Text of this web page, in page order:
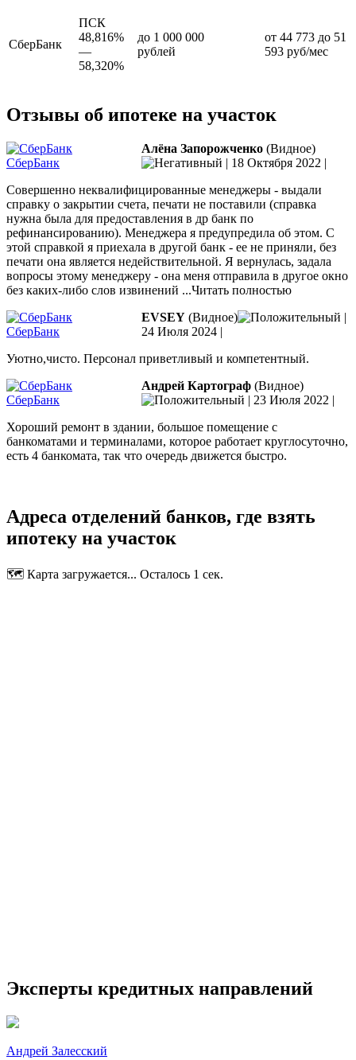
СберБанк
ПСК
48,816%
—
58,320%
до 1 000 000
рублей
от 44 773 до 51
593 руб/мес
Отзывы об ипотеке на участок
СберБанк
Алёна Запорожченко (Видное)
| 18 Октября 2022 |
Совершенно неквалифицированные менеджеры - выдали
справку о закрытии счета, печати не поставили (справка
нужна была для предоставления в др банк по
рефинансированию). Менеджера я предупредила об этом. С
этой справкой я приехала в другой банк - ее не приняли, без
печати она является недействительной. Я вернулась, задала
вопросы этому менеджеру - она меня отправила в другое окно
без каких-либо слов извинений ...Читать полностью
СберБанк
EVSEY (Видное)
|
24 Июля 2024 |
Уютно,чисто. Персонал приветливый и компетентный.
СберБанк
Андрей Картограф (Видное)
| 23 Июля 2022 |
Хороший ремонт в здании, большое помещение с
банкоматами и терминалами, которое работает круглосуточно,
есть 4 банкомата, так что очередь движется быстро.
Адреса отделений банков, где взять
ипотеку на участок
🗺️ Карта загружается... Осталось 1 сек.
Эксперты кредитных направлений
Андрей Залесский